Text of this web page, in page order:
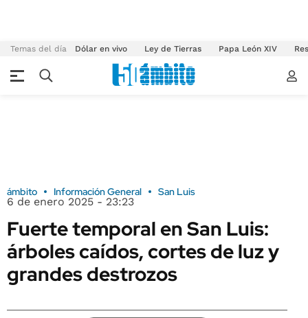
Temas del día Dólar en vivo Ley de Tierras Papa León XIV
ámbito Información General San Luis
6 de enero 2025 - 23:23
Fuerte temporal en San Luis:
árboles caídos, cortes de luz y
grandes destrozos